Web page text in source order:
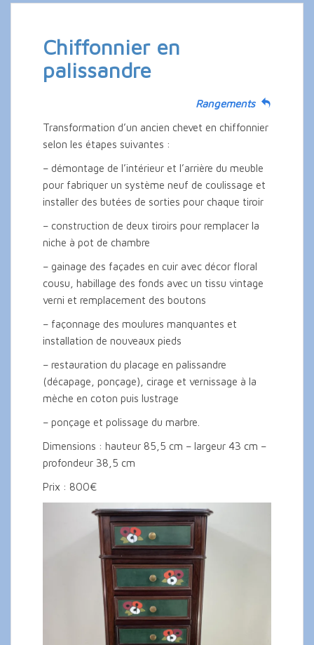
Chiffonnier en
palissandre
Rangements
Transformation d’un ancien chevet en chiffonnier
selon les étapes suivantes :
– démontage de l’intérieur et l’arrière du meuble
pour fabriquer un système neuf de coulissage et
installer des butées de sorties pour chaque tiroir
– construction de deux tiroirs pour remplacer la
niche à pot de chambre
– gainage des façades en cuir avec décor floral
cousu, habillage des fonds avec un tissu vintage
verni et remplacement des boutons
– façonnage des moulures manquantes et
installation de nouveaux pieds
– restauration du placage en palissandre
(décapage, ponçage), cirage et vernissage à la
mèche en coton puis lustrage
– ponçage et polissage du marbre.
Dimensions : hauteur 85,5 cm – largeur 43 cm –
profondeur 38,5 cm
Prix : 800€